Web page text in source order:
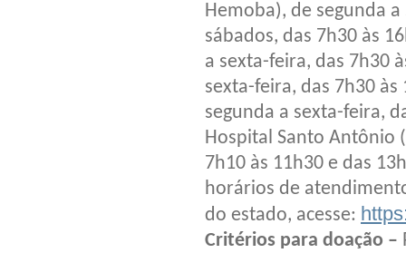
Hemoba), de segunda
sábados, das 7h30 às
a sexta-feira, das 7h30
sexta-feira, das 7h30
segunda a sexta-feira,
Hospital Santo Antônio
7h10 às 11h30 e das
horários de
do estado, acesse:
Critérios para doação –